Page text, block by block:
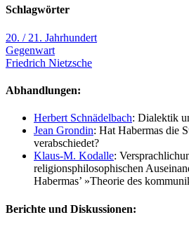
Schlagwörter
20. / 21. Jahrhundert
Gegenwart
Friedrich Nietzsche
Abhandlungen:
Herbert Schnädelbach: Dialektik
Jean Grondin: Hat Habermas die
verabschiedet?
Klaus-M. Kodalle:
religionsphilosophischen
Habermas’ »Theorie des
Berichte und Diskussionen: